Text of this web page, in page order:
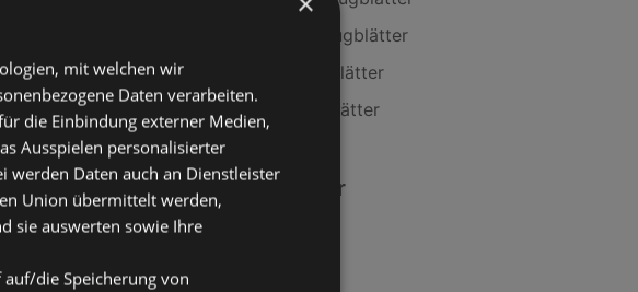
Aktuelle HOFER Flugblätter
Aktuelle T&G Flugblätter
Aktuelle Lidl Flugblätter
Ähnliche Händler
MPREIS Angebote
mit welchen wir
Daten verarbeiten.
die Einbindung externer Medien,
Ausspielen personalisierter
werden Daten auch an Dienstleister
Union übermittelt werden,
sie auswerten sowie Ihre
die Speicherung von